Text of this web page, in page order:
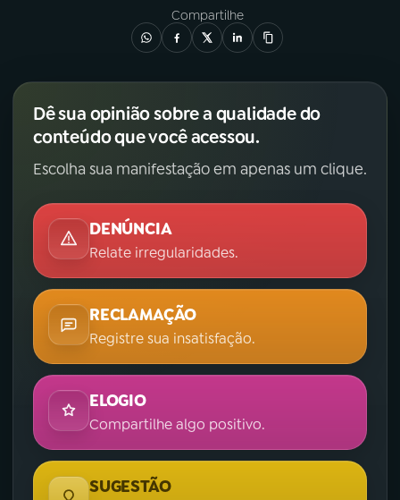
Compartilhe
Dê sua opinião sobre a qualidade do
conteúdo que você acessou.
Escolha sua manifestação em apenas um clique.
DENÚNCIA
Relate irregularidades.
RECLAMAÇÃO
Registre sua insatisfação.
ELOGIO
Compartilhe algo positivo.
SUGESTÃO